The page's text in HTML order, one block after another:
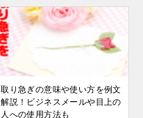
取り急ぎの意味や使い方を例文
解説！ビジネスメールや目上の
人への使用方法も